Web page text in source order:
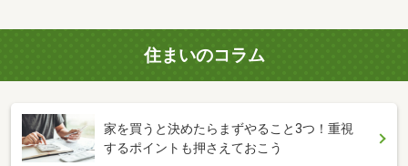
住まいのコラム
家を買うと決めたらまずやること3つ！重視
するポイントも押さえておこう